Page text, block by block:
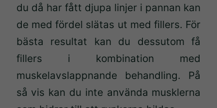
du då har fått djupa linjer i pannan kan
de med fördel slätas ut med fillers. För
bästa resultat kan du dessutom få
fillers i kombination med
muskelavslappnande behandling. På
så vis kan du inte använda musklerna